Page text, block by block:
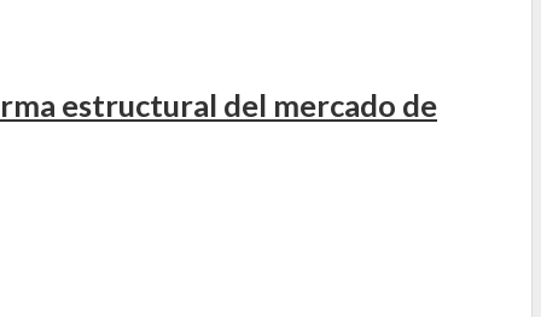
estructural del mercado de